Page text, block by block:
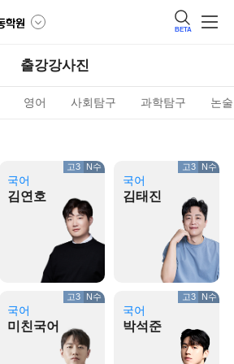
BETA
출강강사진
영어 사회탐구 과학탐구 논술
국어
김연호
고3 N수
국어
김태진
고3 N수
국어
미친국어
고3 N수
국어
박석준
고3 N수